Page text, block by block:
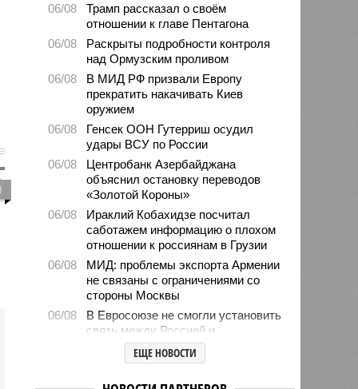
06/08
Трамп рассказал о своём
отношении к главе Пентагона
06/08
Раскрыты подробности контроля
над Ормузским проливом
06/08
В МИД РФ призвали Европу
прекратить накачивать Киев
оружием
06/08
Генсек ООН Гутерриш осудил
удары ВСУ по России
06/08
Центробанк Азербайджана
объяснил остановку переводов
«Золотой Короны»
06/08
Ираклий Кобахидзе посчитал
саботажем информацию о плохом
отношении к россиянам в Грузии
06/08
МИД: проблемы экспорта Армении
не связаны с ограничениями со
стороны Москвы
06/08
В Евросоюзе не смогли установить
связь между Россией и
миграционным кризисом в Сеуте
Ямпольская объяснила причины
ЕЩЕ НОВОСТИ